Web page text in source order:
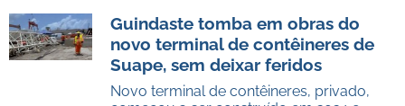
Guindaste tomba em obras do
novo terminal de contêineres de
Suape, sem deixar feridos
Novo terminal de contêineres, privado,